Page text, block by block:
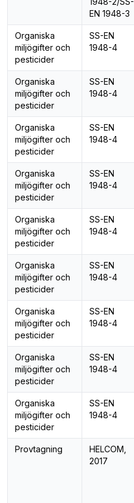
EN 1948-3
Organiska
miljögifter och
pesticider
SS-EN
1948-4
Organiska
miljögifter och
pesticider
SS-EN
1948-4
Organiska
miljögifter och
pesticider
SS-EN
1948-4
Organiska
miljögifter och
pesticider
SS-EN
1948-4
Organiska
miljögifter och
pesticider
SS-EN
1948-4
Organiska
miljögifter och
pesticider
SS-EN
1948-4
Organiska
miljögifter och
pesticider
SS-EN
1948-4
Organiska
miljögifter och
pesticider
SS-EN
1948-4
Organiska
miljögifter och
pesticider
SS-EN
1948-4
Provtagning
HELCOM,
2017